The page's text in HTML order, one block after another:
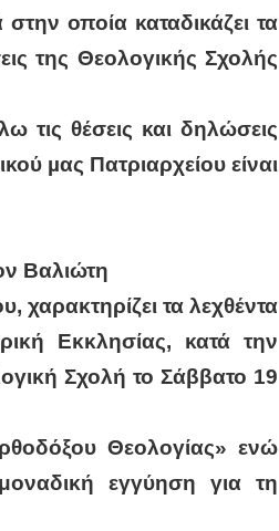
οποία καταδικάζει τα
της Θεολογικής Σχολής
τις θέσεις και δηλώσεις
µας Πατριαρχείου είναι
Βαλιώτη
τα λεχθέντα
Εκκλησίας, κατά την
Σχολή το Σάββατο 19
Θεολογίας» ενώ
εγγύηση για τη